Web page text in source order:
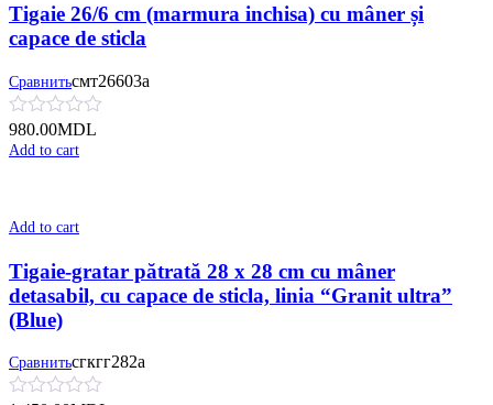
Tigaie 26/6 cm (marmura inchisa) cu mâner și
сapace de sticla
Сравнитьсмт26603а
980.00MDL
Add to cart
Add to cart
Tigaie-gratar pătrată 28 x 28 cm cu mâner
detasabil, cu сapace de sticla, linia “Granit ultra”
(Blue)
Сравнитьсгкгг282а